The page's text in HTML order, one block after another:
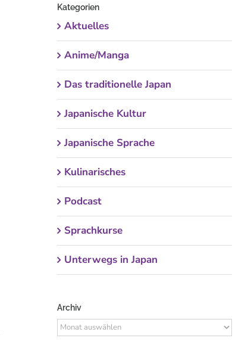
Kategorien
Aktuelles
Anime/Manga
Das traditionelle Japan
Japanische Kultur
Japanische Sprache
Kulinarisches
Podcast
Sprachkurse
Unterwegs in Japan
Archiv
Archiv